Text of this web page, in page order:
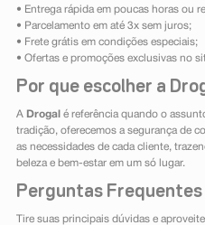
• Entrega rápida em poucas horas ou
• Parcelamento em até 3x sem juros;
• Frete grátis em condições especiais;
• Ofertas e promoções exclusivas no
Por que escolher a
A Drogal é referência quando o
tradição, oferecemos a segurança de
as necessidades de cada cliente,
beleza e bem-estar em um só lugar.
Perguntas Frequentes
Tire suas principais dúvidas e